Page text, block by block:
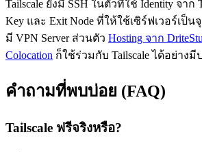
Tailscale ยังมี SSH ในตัวที่ใช้ Identity จาก
Key และ Exit Node ที่ให้ใช้เซิร์ฟเวอร์เป็น
มี VPN Server ส่วนตัว Hosting จาก
Colocation ก็ใช้ร่วมกับ Tailscale ได้อย่าง
คำถามที่พบบ่อย (FAQ)
Tailscale ฟรีจริงหรือ?